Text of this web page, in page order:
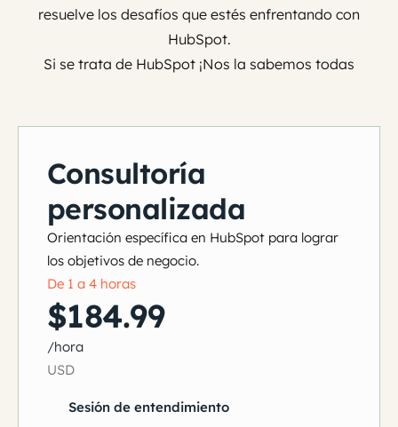
resuelve los desafíos que estés enfrentando con
HubSpot.
Si se trata de HubSpot ¡Nos la sabemos todas
Consultoría
personalizada
Orientación específica en HubSpot para lograr
los objetivos de negocio.
De 1 a 4 horas
$184.99
/hora
USD
Sesión de entendimiento